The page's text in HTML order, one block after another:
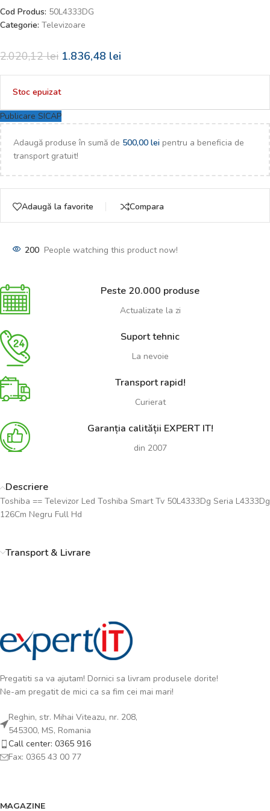
Cod Produs: 50L4333DG
Categorie: Televizoare
2.020,12lei 1.836,48 lei
Stoc epuizat
Publicare SICAP
Adaugă produse în sumă de 500,00 lei pentru a beneficia de
transport gratuit!
Adaugă la favorite Compara
200 People watching this product now!
Peste 20.000 produse
Actualizate la zi
Suport tehnic
La nevoie
Transport rapid!
Curierat
Garanția calității EXPERT IT!
din 2007
Descriere
Toshiba == Televizor Led Toshiba Smart Tv 50L4333Dg Seria L4333Dg
126Cm Negru Full Hd
Transport & Livrare
Pregatiti sa va ajutam! Dornici sa livram produsele dorite!
Ne-am pregatit de mici ca sa fim cei mai mari!
Reghin, str. Mihai Viteazu, nr. 208,
545300, MS, Romania
Call center: 0365 916
Fax: 0365 43 00 77
MAGAZINE